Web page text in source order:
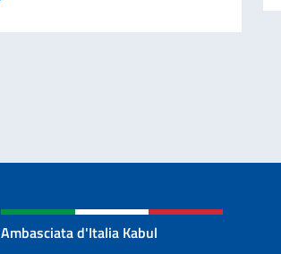
Ambasciata d'Italia Kabul